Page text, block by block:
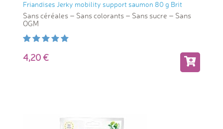
Friandises Jerky mobility support saumon 80 g Brit
Sans céréales – Sans colorants – Sans sucre – Sans
OGM
4,20